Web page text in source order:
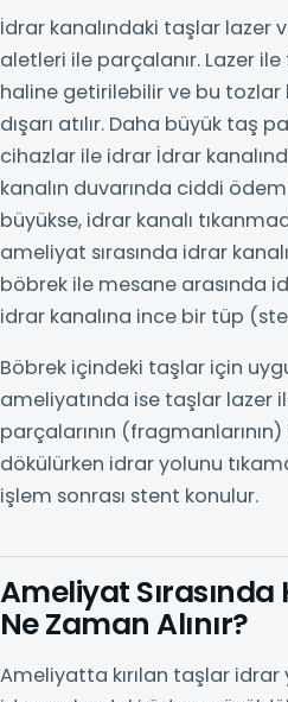
İdrar kanalındaki taşlar lazer
aletleri ile parçalanır. Lazer
haline getirilebilir ve bu
dışarı atılır. Daha büyük taş
cihazlar ile idrar İdrar
kanalın duvarında ciddi
büyükse, idrar kanalı
ameliyat sırasında idrar
böbrek ile mesane arasında
idrar kanalına ince bir tüp
Böbrek içindeki taşlar için
ameliyatında ise taşlar lazer
parçalarının
dökülürken idrar yolunu
işlem sonrası stent konulur.
Ameliyat
Ne Zaman Alınır?
Ameliyatta kırılan taşlar idrar